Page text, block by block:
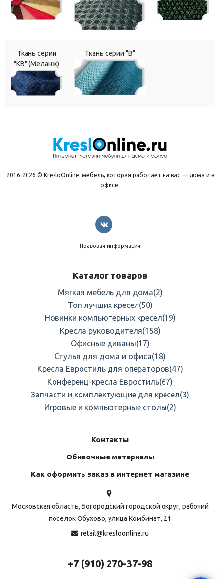
Ткань серии
"КВ" (Меланж)
Ткань серии "В"
2016-2026 © KresloOnline: мебель, которая работает на вас — дома и в
офисе.
Правовая информация
Каталог товаров
Мягкая мебель для дома(2)
Топ лучших кресел(50)
Новинки компьютерных кресел(19)
Кресла руководителя(158)
Офисные диваны(17)
Стулья для дома и офиса(18)
Кресла Евростиль для операторов(47)
Конференц-кресла Евростиль(67)
Запчасти и комплектующие для кресел(3)
Игровые и компьютерные столы(2)
Контакты
Обивочные материалы
Как оформить заказ в интернет магазине
Московская область, Богородский городской округ, рабочий
посёлок Обухово, улица Комбинат, 21
retail@kresloonline.ru
+7 (910) 270-37-98